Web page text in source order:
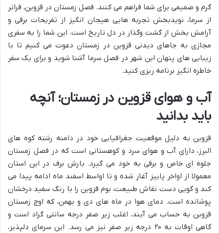
گرم و صمیمی برای شما فراهم می کنند. فصل زمستان در قزوین، فراتر
از سرما، نویدبخش تجربه هایی هیجان انگیز از تفریحات برفی و
آرامش بخش از گشت وگذار در دل تاریخ است. این شما را به سفری
مجازی به جاهای دیدنی قزوین در زمستان دعوت می کنیم تا با
زیبایی های پنهان این شهر در فصل سرما آشنا شوید و برای یک سفر
خاطره انگیز برنامه ریزی کنید.
آب و هوای قزوین در زمستان؛ آنچه
باید بدانید
قزوین به دلیل موقعیت جغرافیایی خود در دامنه رشته کوه های
البرز، دارای آب و هوای سرد و کوهستانی است که در فصل زمستان
جلوه ای خاص و برفی به خود می گیرد. بارش برف در این استان
معمولا از اواخر پاییز آغاز شده و تا اواسط اسفند ماه ادامه پیدا می
کند و گویی دست نقاش طبیعت، بوم قزوین را با رنگ سفید درخشان
پوشانده است. دمای هوا در ماه های دی و بهمن، که اوج زمستان
قزوین به حساب می آیند، اغلب زیر صفر درجه سانتی گراد است و
گاهی اوقات به ۲۰ درجه زیر صفر نیز می رسد. این سرمای دلپذیر،